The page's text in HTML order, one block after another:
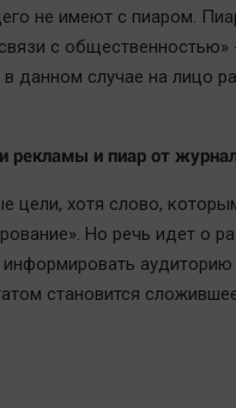
не имеют с пиаром.
с общественностью»
данном случае на лицо
рекламы и пиар от
цели, хотя слово,
Но речь идет о
становится